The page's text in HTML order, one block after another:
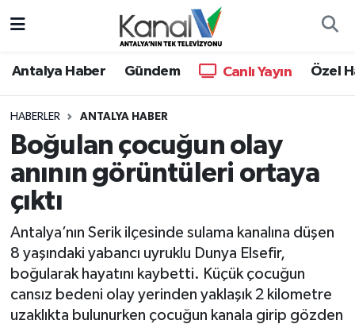
Antalya Haber Gündem Canlı Yayın Özel
HABERLER ANTALYA HABER
Boğulan çocuğun olay
anının görüntüleri ortaya
çıktı
Antalya’nın Serik ilçesinde sulama kanalına düşen
8 yaşındaki yabancı uyruklu Dunya Elsefir,
boğularak hayatını kaybetti. Küçük çocuğun
cansız bedeni olay yerinden yaklaşık 2 kilometre
uzaklıkta bulunurken çocuğun kanala girip gözden
Antalya Haber
Dünya
Eğitim
Gündem
Günün Manşetleri
Hava Durumu
Trafik Durumu
Süper Lig Puan Durumu ve Fikstür
Son Dakika Haberleri
Haber Arşivi